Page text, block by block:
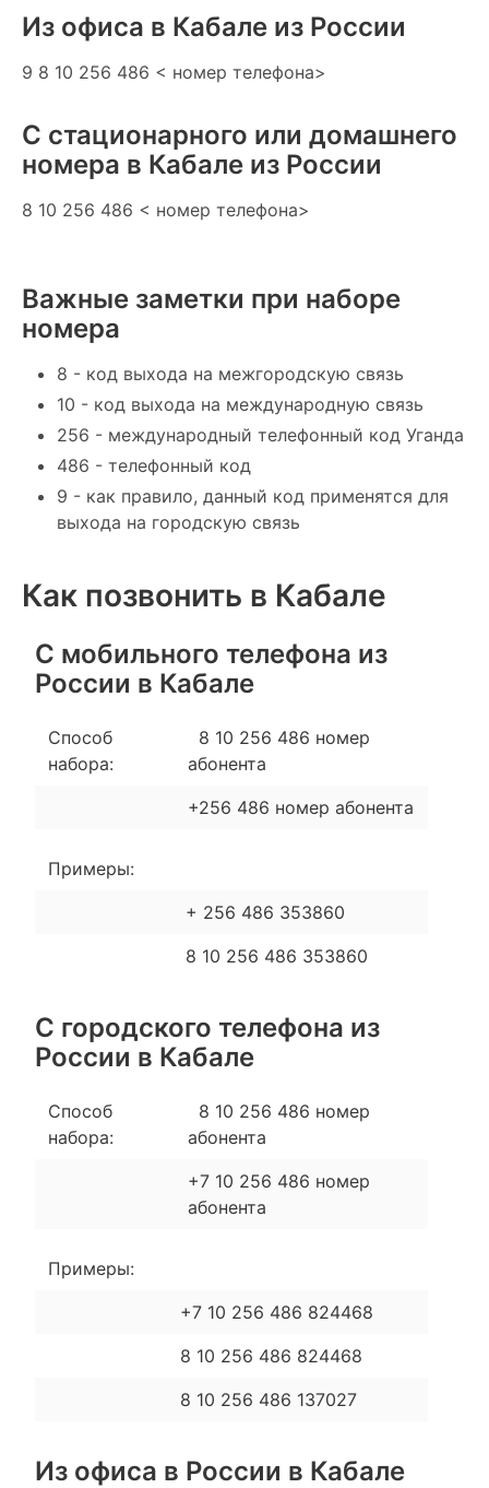
Из офиса в Кабале из России
9 8 10 256 486 < номер телефона>
С стационарного или домашнего
номера в Кабале из России
8 10 256 486 < номер телефона>
Важные заметки при наборе
номера
8 - код выхода на межгородскую связь
10 - код выхода на международную связь
256 - международный телефонный код Уганда
486 - телефонный код
9 - как правило, данный код применятся для
выхода на городскую связь
Как позвонить в Кабале
С мобильного телефона из
России в Кабале
Способ
набора:
8 10 256 486 номер
абонента
+256 486 номер абонента
Примеры:
+ 256 486 353860
8 10 256 486 353860
С городского телефона из
России в Кабале
Способ
набора:
8 10 256 486 номер
абонента
+7 10 256 486 номер
абонента
Примеры:
+7 10 256 486 824468
8 10 256 486 824468
8 10 256 486 137027
Из офиса в России в Кабале